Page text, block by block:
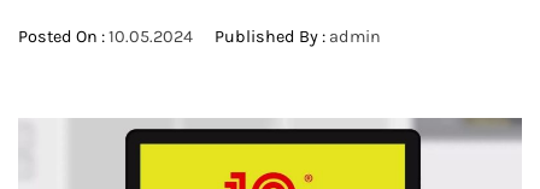
Posted On :10.05.2024 Published By : admin